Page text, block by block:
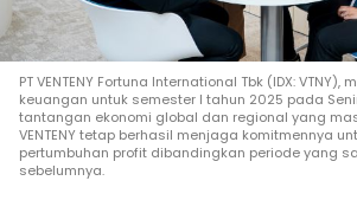
PT VENTENY Fortuna International Tbk (IDX: VTNY),
keuangan untuk semester I tahun 2025 pada
tantangan ekonomi global dan regional yang
VENTENY tetap berhasil menjaga komitmennya
pertumbuhan profit dibandingkan periode yang
sebelumnya.